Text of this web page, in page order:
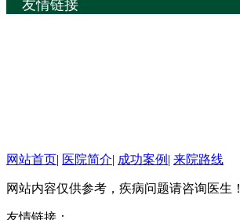
友情链接
网站首页| 医院简介| 成功案例 | 来院路线
网站内容仅供参考，疾病问题请咨询医生！
友情链接：